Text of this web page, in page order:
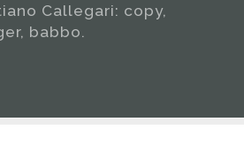
Callegari: copy,
babbo.